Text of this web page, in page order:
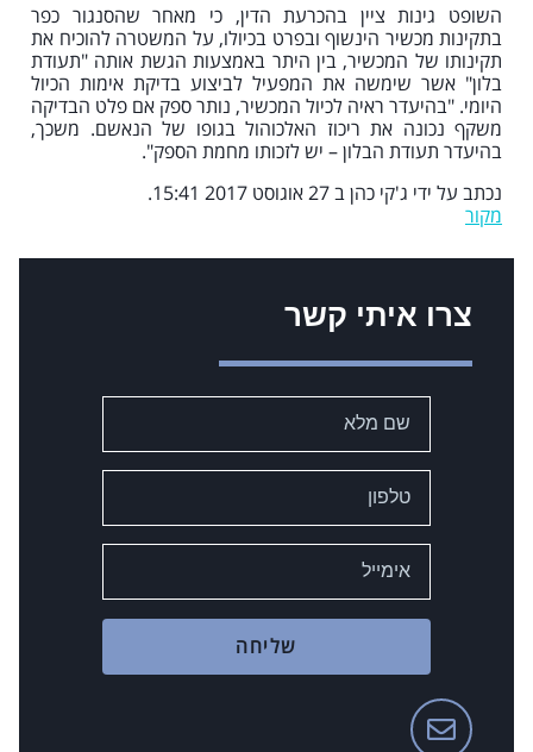
השופט גינות ציין בהכרעת הדין, כי מאחר שהסנגור כפר
בתקינות מכשיר הינשוף ובפרט בכיולו, על המשטרה להוכיח את
תקינותו של המכשיר, בין היתר באמצעות הגשת אותה "תעודת
בלון" אשר שימשה את המפעיל לביצוע בדיקת אימות הכיול
היומי. "בהיעדר ראיה לכיול המכשיר, נותר ספק אם פלט הבדיקה
משקף נכונה את ריכוז האלכוהול בגופו של הנאשם. משכך,
בהיעדר תעודת הבלון – יש לזכותו מחמת הספק".
נכתב על ידי ג'קי כהן ב 27 אוגוסט 2017 15:41.
מקור
צרו איתי קשר
שליחה